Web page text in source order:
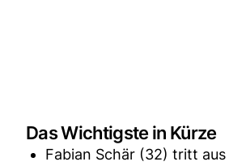
Das Wichtigste in Kürze
Fabian Schär (32) tritt